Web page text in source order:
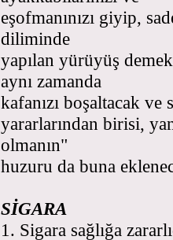
eşofmanınızı giyip,
diliminde
yapılan yürüyüş
aynı zamanda
kafanızı boşaltacak
yararlarından birisi,
olmanın"
huzuru da buna
SİGARA
1. Sigara sağlığa